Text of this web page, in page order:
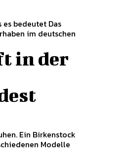
es bedeutet Das
im deutschen
in der
Ein Birkenstock
Modelle